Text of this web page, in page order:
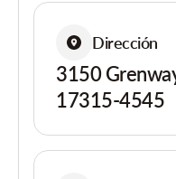
Dirección
3150
17315-4545